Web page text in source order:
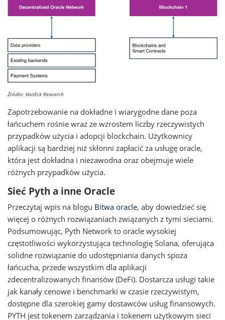
Źródło: VanEck Research
Zapotrzebowanie na dokładne i wiarygodne dane poza
łańcuchem rośnie wraz ze wzrostem liczby rzeczywistych
przypadków użycia i adopcji blockchain. Użytkownicy
aplikacji są bardziej niż skłonni zapłacić za usługę oracle,
która jest dokładna i niezawodna oraz obejmuje wiele
różnych przypadków użycia.
Sieć Pyth a inne Oracle
Przeczytaj wpis na blogu Bitwa oracle, aby dowiedzieć się
więcej o różnych rozwiązaniach związanych z tymi sieciami.
Podsumowując, Pyth Network to oracle wysokiej
częstotliwości wykorzystująca technologię Solana, oferująca
solidne rozwiązanie do udostępniania danych spoza
łańcucha, przede wszystkim dla aplikacji
zdecentralizowanych finansów (DeFi). Dostarcza usługi takie
jak kanały cenowe i benchmarki w czasie rzeczywistym,
dostępne dla szerokiej gamy dostawców usług finansowych.
PYTH jest tokenem zarządzania i tokenem użytkowym sieci